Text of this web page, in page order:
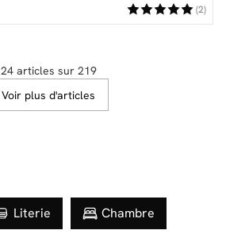
(2)
24 articles sur 219
Voir plus d'articles
Literie Chambre